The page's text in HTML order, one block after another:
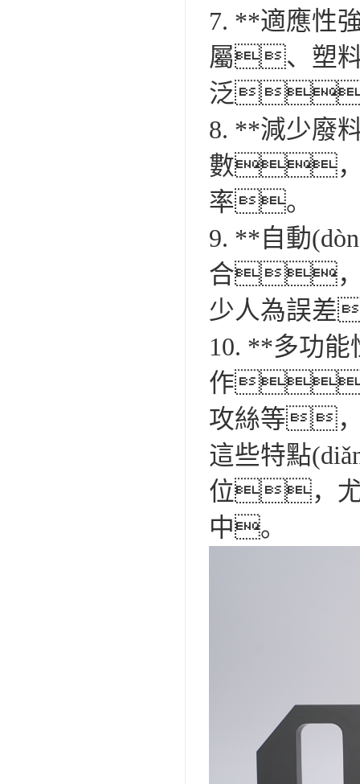
7. **適應性
屬、塑
泛
8. **減少廢
數，
率。
9. **自動
合，
少人為誤差
10. **多功
作
攻絲等
這些特點
位，尤
中。